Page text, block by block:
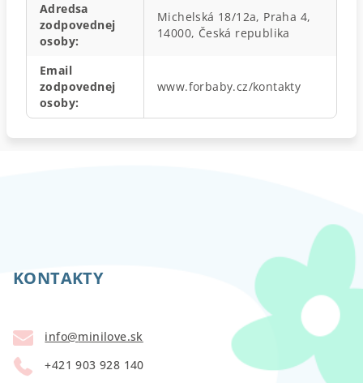
Adredsa
zodpovednej
osoby:
Michelská 18/12a, Praha 4,
14000, Česká republika
Email
zodpovednej
osoby:
www.forbaby.cz/kontakty
KONTAKTY
info@minilove.sk
+421 903 928 140